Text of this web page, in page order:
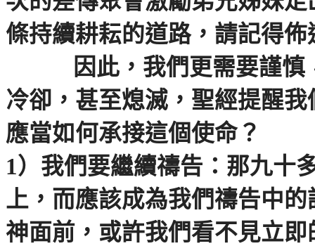
條持續耕耘的道路，請記得
因此，我們更需要謹
冷卻，甚至熄滅，聖經提醒
應當如何承接這個使命？
1）我們要繼續禱告：那九十
上，而應該成為我們禱告中
神面前，或許我們看不見立